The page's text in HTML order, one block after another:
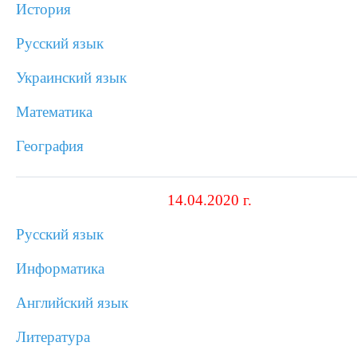
История
Русский язык
Украинский язык
Математика
География
14.04.2020 г.
Русский язык
Информатика
Английский язык
Литература